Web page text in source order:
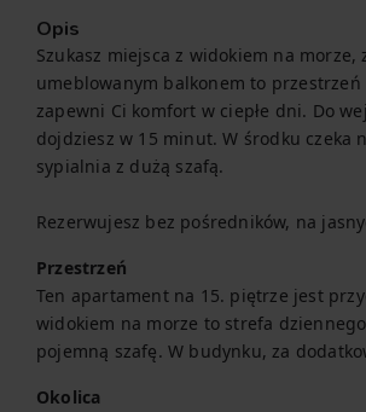
Opis
Szukasz miejsca z widokiem na
umeblowanym balkonem to
zapewni Ci komfort w ciepłe dni. Do
dojdziesz w 15 minut. W środku czeka
sypialnia z dużą szafą.
Rezerwujesz bez pośredników, na
Przestrzeń
Ten apartament na 15. piętrze jest
widokiem na morze to strefa
pojemną szafę. W budynku, za
Okolica